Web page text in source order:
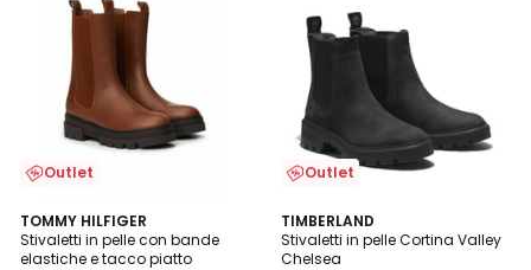
Outlet
TOMMY HILFIGER
Stivaletti in pelle con bande
elastiche e tacco piatto
4,7
/ 5
Outlet
TIMBERLAND
Stivaletti in pelle Cortina Valley
Chelsea
4,4
/ 5